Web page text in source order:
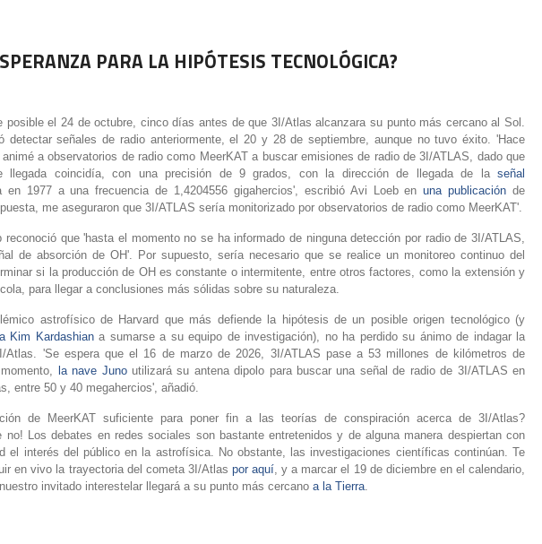
PARA LA HIPÓTESIS TECNOLÓGICA?
posible el 24 de octubre, cinco días antes de que 3I/Atlas alcanzara su punto más cercano al Sol.
detectar señales de radio anteriormente, el 20 y 28 de septiembre, aunque no tuvo éxito. 'Hace
a observatorios de radio como MeerKAT a buscar emisiones de radio de 3I/ATLAS, dado que
llegada coincidía, con una precisión de 9 grados, con la dirección de llegada de la señal
en 1977 a una frecuencia de 1,4204556 gigahercios', escribió Avi Loeb en una publicación de
me aseguraron que 3I/ATLAS sería monitorizado por observatorios de radio como MeerKAT'.
reconoció que 'hasta el momento no se ha informado de ninguna detección por radio de 3I/ATLAS,
de absorción de OH'. Por supuesto, sería necesario que se realice un monitoreo continuo del
si la producción de OH es constante o intermitente, entre otros factores, como la extensión y
para llegar a conclusiones más sólidas sobre su naturaleza.
astrofísico de Harvard que más defiende la hipótesis de un posible origen tecnológico (y
Kim Kardashian a sumarse a su equipo de investigación), no ha perdido su ánimo de indagar la
Atlas. 'Se espera que el 16 de marzo de 2026, 3I/ATLAS pase a 53 millones de kilómetros de
la nave Juno utilizará su antena dipolo para buscar una señal de radio de 3I/ATLAS en
entre 50 y 40 megahercios', añadió.
de MeerKAT suficiente para poner fin a las teorías de conspiración acerca de 3I/Atlas?
no! Los debates en redes sociales son bastante entretenidos y de alguna manera despiertan con
el interés del público en la astrofísica. No obstante, las investigaciones científicas continúan. Te
en vivo la trayectoria del cometa 3I/Atlas por aquí, y a marcar el 19 de diciembre en el calendario,
invitado interestelar llegará a su punto más cercano a la Tierra.